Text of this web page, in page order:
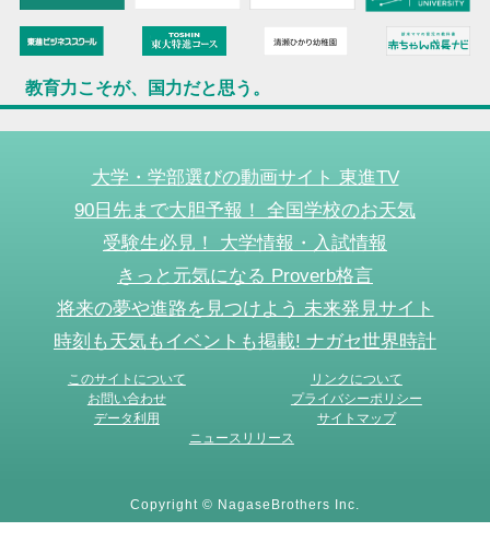
教育力こそが、国力だと思う。
大学・学部選びの動画サイト 東進TV
90日先まで大胆予報！ 全国学校のお天気
受験生必見！ 大学情報・入試情報
きっと元気になる Proverb格言
将来の夢や進路を見つけよう 未来発見サイト
時刻も天気もイベントも掲載! ナガセ世界時計
このサイトについて
リンクについて
お問い合わせ
プライバシーポリシー
データ利用
サイトマップ
ニュースリリース
Copyright © NagaseBrothers Inc.